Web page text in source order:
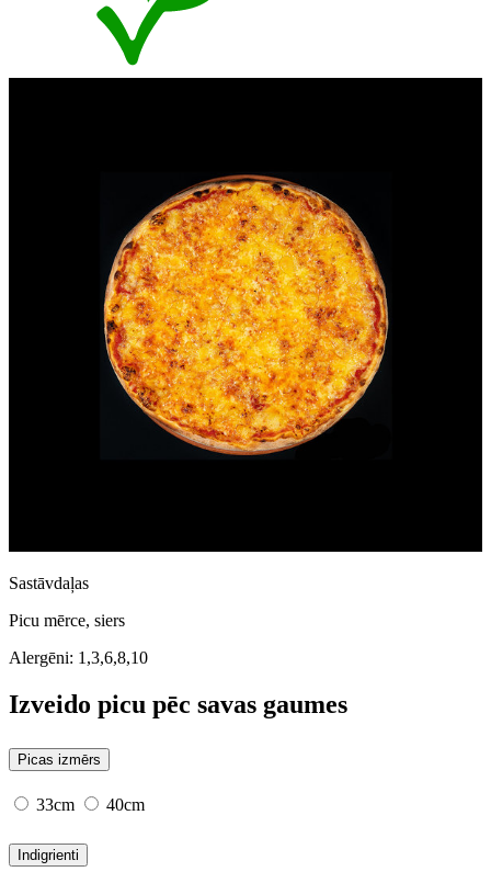
Sastāvdaļas
Picu mērce, siers
Alergēni: 1,3,6,8,10
Izveido picu pēc savas gaumes
Picas izmērs
33cm 40cm
Indigrienti